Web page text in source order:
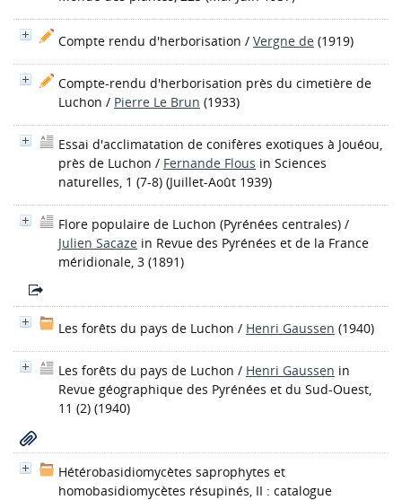
Compte rendu d'herborisation / Vergne de (1919)
Compte-rendu d'herborisation près du cimetière de
Luchon / Pierre Le Brun (1933)
Essai d'acclimatation de conifères exotiques à Jouéou,
près de Luchon / Fernande Flous in Sciences
naturelles, 1 (7-8) (Juillet-Août 1939)
Flore populaire de Luchon (Pyrénées centrales) /
Julien Sacaze in Revue des Pyrénées et de la France
méridionale, 3 (1891)
Les forêts du pays de Luchon / Henri Gaussen (1940)
Les forêts du pays de Luchon / Henri Gaussen in
Revue géographique des Pyrénées et du Sud-Ouest,
11 (2) (1940)
Hétérobasidiomycètes saprophytes et
homobasidiomycètes résupinés, II : catalogue